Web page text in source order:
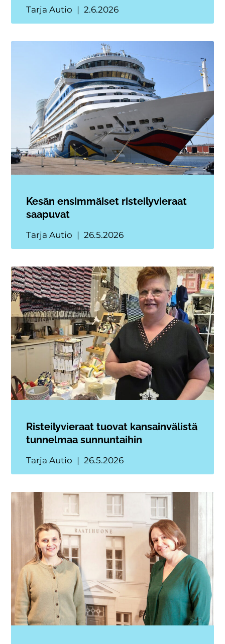
Tarja Autio 2.6.2026
Kesän ensimmäiset risteilyvieraat
saapuvat
Tarja Autio 26.5.2026
Risteilyvieraat tuovat kansainvälistä
tunnelmaa sunnuntaihin
Tarja Autio 26.5.2026